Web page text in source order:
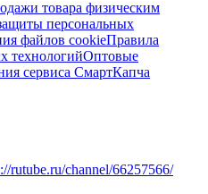
товара физическим
персональных
файлов cookieПравила
технологийОптовые
сервиса СмартКапча
rutube.ru/channel/66257566/